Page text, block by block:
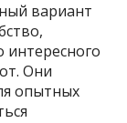
вариант
Они
опытных